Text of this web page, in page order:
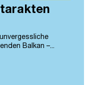
Balkan –...